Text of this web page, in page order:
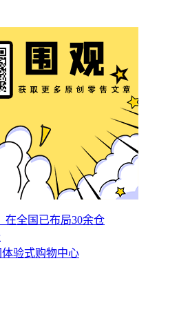
在全国已布局30余仓
验式购物中心